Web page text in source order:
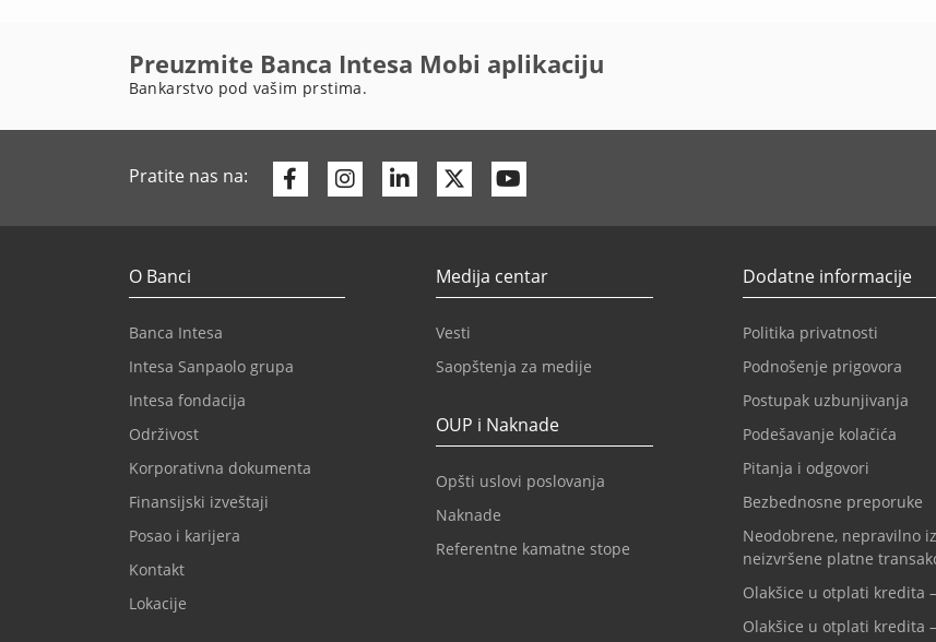
Preuzmite Banca Intesa Mobi aplikaciju
Bankarstvo pod vašim prstima.
Pratite nas na: FacebookInstagram
LinkedinTwitter
O Banci
Banca Intesa
Intesa Sanpaolo grupa
Intesa fondacija
Održivost
Korporativna dokumenta
Finansijski izveštaji
Posao i karijera
Kontakt
Lokacije
Medija centar
Vesti
Saopštenja za medije
OUP i Naknade
Opšti uslovi poslovanja
Naknade
Referentne kamatne stope
Dodatne informacije
Politika privatnosti
Podnošenje prigovora
Postupak uzbunjivanja
Podešavanje kolačića
Pitanja i odgovori
Bezbednosne preporuke
Neodobrene, nepravilno
neizvršene platne
Olakšice u otplati kredita
Olakšice u otplati kredita –